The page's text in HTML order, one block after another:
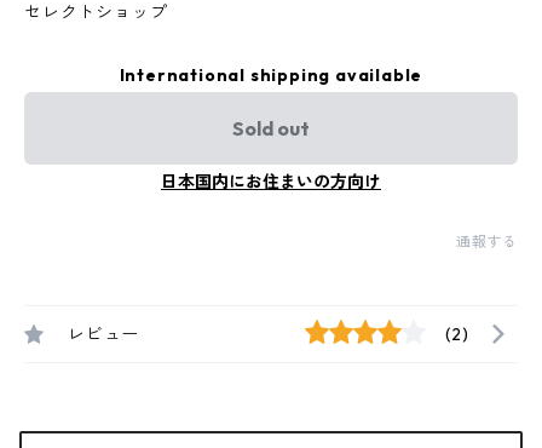
セレクトショップ
International shipping available
Sold out
日本国内にお住まいの方向け
通報する
レビュー (2)